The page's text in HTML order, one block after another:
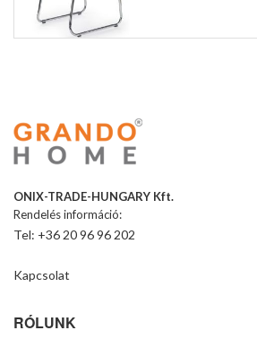
ONIX-TRADE-HUNGARY Kft.
Rendelés információ:
Tel: +36 20 96 96 202
Kapcsolat
RÓLUNK